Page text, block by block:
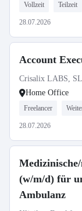
Vollzeit Teilzeit
28.07.2026
Account
Crisalix LABS,
Home Office
Freelancer
28.07.2026
(w/m/d) für
Ambulanz